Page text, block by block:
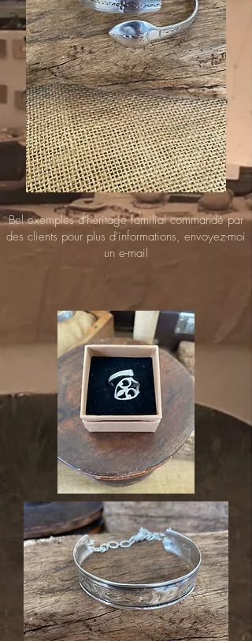
Bel exemples d'héritage familial commandé par
des clients pour plus d'informations, envoyez-moi
un e-mail